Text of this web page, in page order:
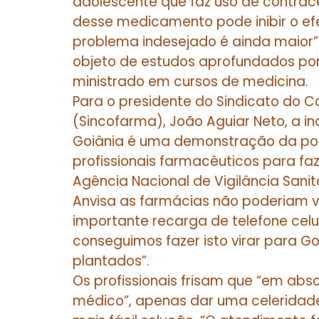
desse medicamento pode inibir o
problema indesejado é ainda
objeto de estudos aprofundados
ministrado em cursos de medicina.
Para o presidente do Sindicato do
(Sincofarma), João Aguiar Neto, a
Goiânia é uma demonstração da
profissionais farmacêuticos para
Agência Nacional de Vigilância
Anvisa as farmácias não poderiam
importante recarga de telefone
conseguimos fazer isto virar para
plantados”.
Os profissionais frisam que “em
médico”, apenas dar uma